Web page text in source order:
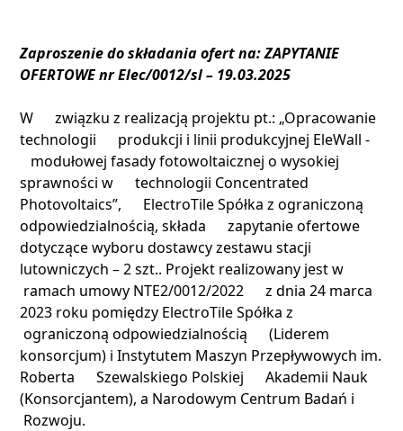
Zaproszenie do składania ofert na: ZAPYTANIE
OFERTOWE nr Elec/0012/sl – 19.03.2025
W związku z realizacją projektu pt.: „Opracowanie
technologii produkcji i linii produkcyjnej EleWall -
modułowej fasady fotowoltaicznej o wysokiej
sprawności w technologii Concentrated
Photovoltaics”, ElectroTile Spółka z ograniczoną
odpowiedzialnością, składa zapytanie ofertowe
dotyczące wyboru dostawcy zestawu stacji
lutowniczych – 2 szt.. Projekt realizowany jest w
ramach umowy NTE2/0012/2022 z dnia 24 marca
2023 roku pomiędzy ElectroTile Spółka z
ograniczoną odpowiedzialnością (Liderem
konsorcjum) i Instytutem Maszyn Przepływowych im.
Roberta Szewalskiego Polskiej Akademii Nauk
(Konsorcjantem), a Narodowym Centrum Badań i
Rozwoju.